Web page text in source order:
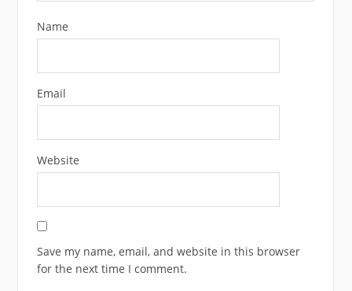
Name
Email
Website
Save my name, email, and website in this browser
for the next time I comment.